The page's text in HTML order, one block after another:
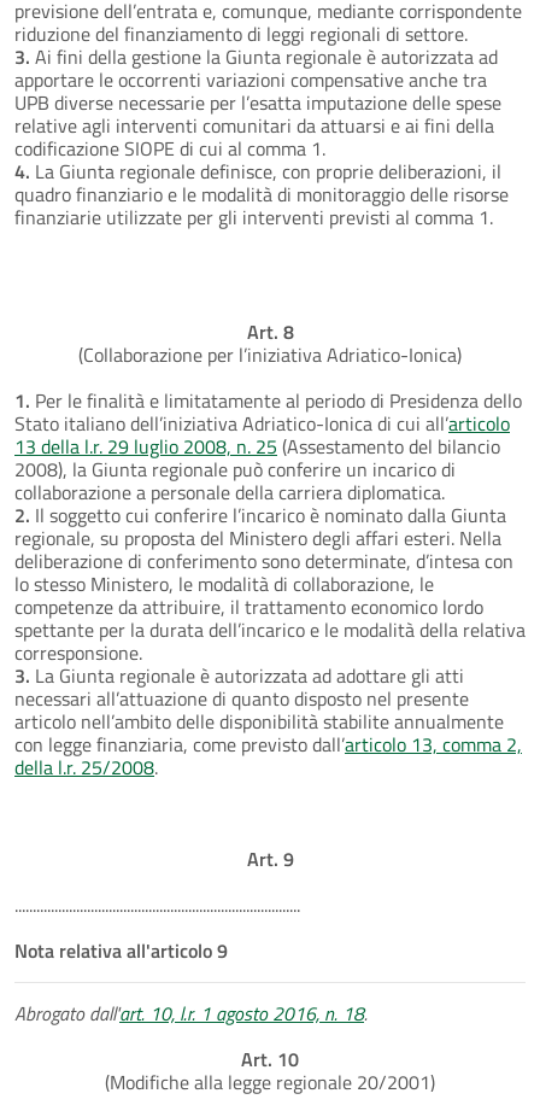
previsione dell’entrata e, comunque, mediante corrispondente
riduzione del finanziamento di leggi regionali di settore.
3. Ai fini della gestione la Giunta regionale è autorizzata ad
apportare le occorrenti variazioni compensative anche tra
UPB diverse necessarie per l’esatta imputazione delle spese
relative agli interventi comunitari da attuarsi e ai fini della
codificazione SIOPE di cui al comma 1.
4. La Giunta regionale definisce, con proprie deliberazioni, il
quadro finanziario e le modalità di monitoraggio delle risorse
finanziarie utilizzate per gli interventi previsti al comma 1.
Art. 8
(Collaborazione per l’iniziativa Adriatico-Ionica)
1. Per le finalità e limitatamente al periodo di Presidenza dello
Stato italiano dell’iniziativa Adriatico-Ionica di cui all’articolo
13 della l.r. 29 luglio 2008, n. 25 (Assestamento del bilancio
2008), la Giunta regionale può conferire un incarico di
collaborazione a personale della carriera diplomatica.
2. Il soggetto cui conferire l’incarico è nominato dalla Giunta
regionale, su proposta del Ministero degli affari esteri. Nella
deliberazione di conferimento sono determinate, d’intesa con
lo stesso Ministero, le modalità di collaborazione, le
competenze da attribuire, il trattamento economico lordo
spettante per la durata dell’incarico e le modalità della relativa
corresponsione.
3. La Giunta regionale è autorizzata ad adottare gli atti
necessari all’attuazione di quanto disposto nel presente
articolo nell’ambito delle disponibilità stabilite annualmente
con legge finanziaria, come previsto dall’articolo 13, comma 2,
della l.r. 25/2008.
Art. 9
...............................................................................
Nota relativa all'articolo 9
Abrogato dall'art. 10, l.r. 1 agosto 2016, n. 18.
Art. 10
(Modifiche alla legge regionale 20/2001)